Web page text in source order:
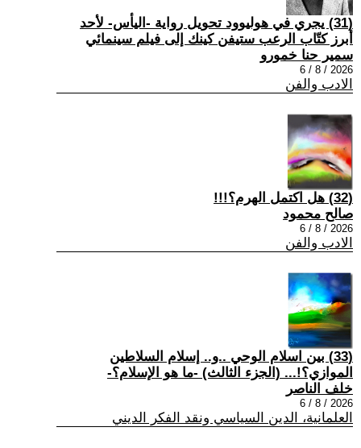
(31) يجري في هوليوود تحويل رواية -اليأس- لأحد
أبرز كتّاب الرعب ستيفن كينك إلى فيلم سينمائي
سمير حنا خمورو
2026 / 8 / 6
الادب والفن
(32) هل اكتمل الهرم؟!!!
صالح محمود
2026 / 8 / 6
الادب والفن
(33) بين اسلام الوحي ..و.. إسلام السلاطين
الموازي؟!... (الجزء الثالث) -ما هو الإسلام؟-
خلف الناصر
2026 / 8 / 6
العلمانية، الدين السياسي ونقد الفكر الديني